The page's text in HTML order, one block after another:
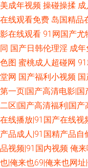
美成年视频 操碰操揉
在线观看免费 岛国精品
影在线观看 91网国产尤
同 国产日韩伦理淫 成年
色图 蜜桃成人超碰网
堂网 国产福利小视频
第一页|国产高清电影|
二区|国产高清福利|国
在线播放|91国产在线视
产品成人|91国精产品
品视频|91国内视频 俺
也|俺来也69|俺来也网